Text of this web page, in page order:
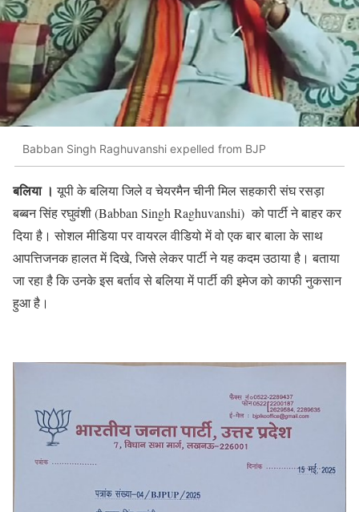
Babban Singh Raghuvanshi expelled from BJP
बलिया । यूपी के बलिया जिले व चेयरमैन चीनी मिल सहकारी संघ रसड़ा
बब्बन सिंह रघुवंशी (Babban Singh Raghuvanshi) को पार्टी ने बाहर कर
दिया है। सोशल मीडिया पर वायरल वीडियो में वो एक बार बाला के साथ
आपत्तिजनक हालत में दिखे, जिसे लेकर पार्टी ने यह कदम उठाया है। बताया
जा रहा है कि उनके इस बर्ताव से बलिया में पार्टी की इमेज को काफी नुकसान
हुआ है।